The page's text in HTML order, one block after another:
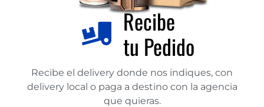
Recibe
tu Pedido
Recibe el delivery donde nos indiques, con
delivery local o paga a destino con la agencia
que quieras.